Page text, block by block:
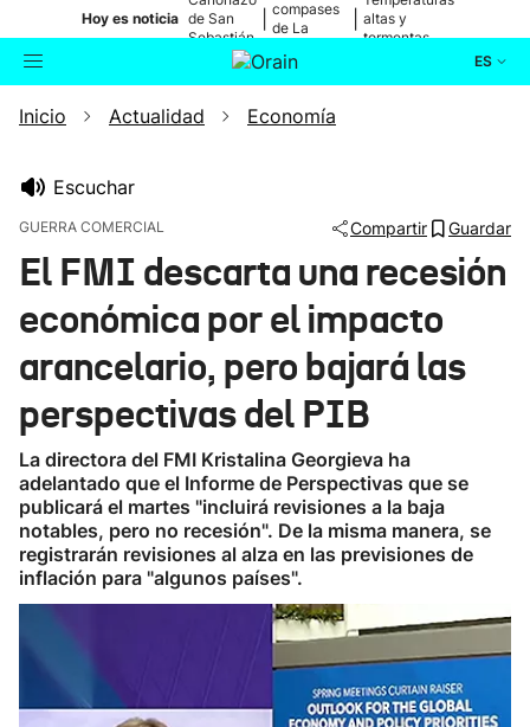
Hoy es noticia de San
Sebastián
compases
de La
altas y
tormentas
ES
Buscador Actualidad
Ikusmiran
Eguraldia
Inicio Actualidad Economía
Escuchar
GUERRA COMERCIAL Compartir Guardar
El FMI descarta una recesión
económica por el impacto
arancelario, pero bajará las
perspectivas del PIB
La directora del FMI Kristalina Georgieva ha
adelantado que el Informe de Perspectivas que se
publicará el martes "incluirá revisiones a la baja
notables, pero no recesión". De la misma manera, se
registrarán revisiones al alza en las previsiones de
inflación para "algunos países".